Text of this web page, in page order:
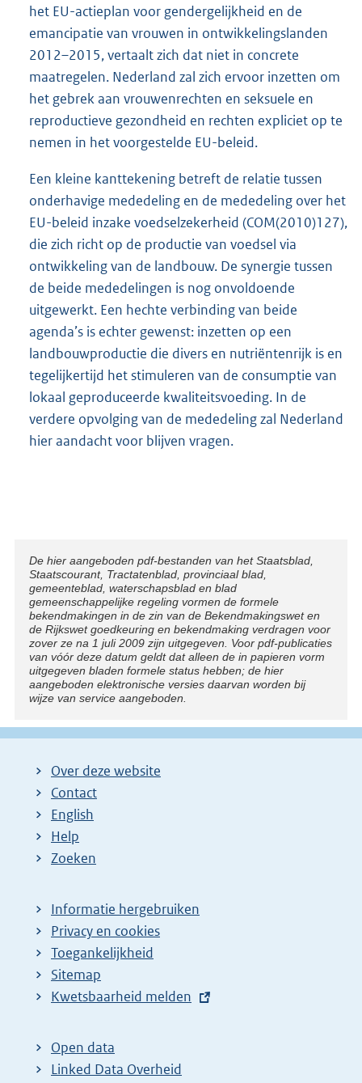
het EU-actieplan voor gendergelijkheid en de
emancipatie van vrouwen in ontwikkelingslanden
2012–2015, vertaalt zich dat niet in concrete
maatregelen. Nederland zal zich ervoor inzetten om
het gebrek aan vrouwenrechten en seksuele en
reproductieve gezondheid en rechten expliciet op te
nemen in het voorgestelde EU-beleid.
Een kleine kanttekening betreft de relatie tussen
onderhavige mededeling en de mededeling over het
EU-beleid inzake voedselzekerheid (COM(2010)127),
die zich richt op de productie van voedsel via
ontwikkeling van de landbouw. De synergie tussen
de beide mededelingen is nog onvoldoende
uitgewerkt. Een hechte verbinding van beide
agenda’s is echter gewenst: inzetten op een
landbouwproductie die divers en nutriëntenrijk is en
tegelijkertijd het stimuleren van de consumptie van
lokaal geproduceerde kwaliteitsvoeding. In de
verdere opvolging van de mededeling zal Nederland
hier aandacht voor blijven vragen.
Disclaimer
De hier aangeboden pdf-bestanden van het Staatsblad,
Staatscourant, Tractatenblad, provinciaal blad,
gemeenteblad, waterschapsblad en blad
gemeenschappelijke regeling vormen de formele
bekendmakingen in de zin van de Bekendmakingswet en
de Rijkswet goedkeuring en bekendmaking verdragen voor
zover ze na 1 juli 2009 zijn uitgegeven. Voor pdf-publicaties
van vóór deze datum geldt dat alleen de in papieren vorm
uitgegeven bladen formele status hebben; de hier
aangeboden elektronische versies daarvan worden bij
wijze van service aangeboden.
Over deze website
Contact
English
Help
Zoeken
Informatie hergebruiken
Privacy en cookies
Toegankelijkheid
Sitemap
E
t
e
Kwetsbaarheid melden
Open data
Linked Data Overheid